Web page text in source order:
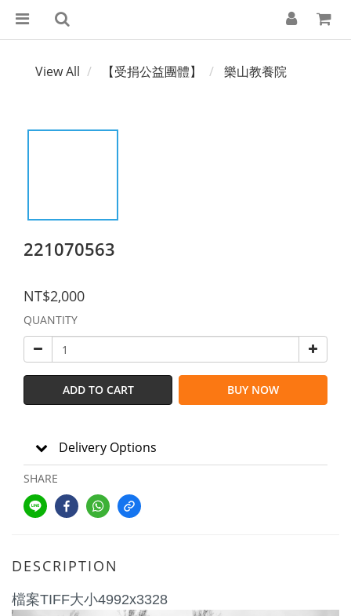
View All 【受捐公益團體】 樂山教養院
221070563
NT$2,000
QUANTITY
ADD TO CART BUY NOW
Delivery Options
SHARE
DESCRIPTION
檔案TIFF大小4992x3328